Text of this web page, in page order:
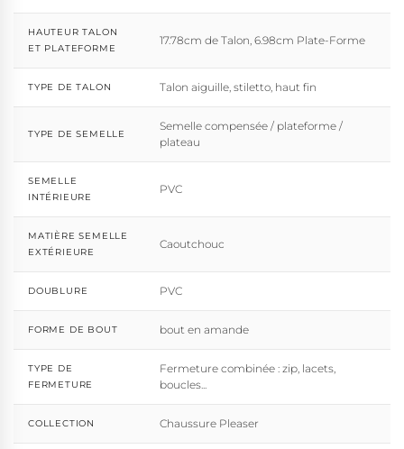
HAUTEUR TALON
ET PLATEFORME
17.78cm de Talon, 6.98cm Plate-Forme
TYPE DE TALON Talon aiguille, stiletto, haut fin
TYPE DE SEMELLE
Semelle compensée / plateforme /
plateau
SEMELLE
INTÉRIEURE
PVC
MATIÈRE SEMELLE
EXTÉRIEURE
Caoutchouc
DOUBLURE PVC
FORME DE BOUT bout en amande
TYPE DE
FERMETURE
Fermeture combinée : zip, lacets,
boucles...
COLLECTION Chaussure Pleaser